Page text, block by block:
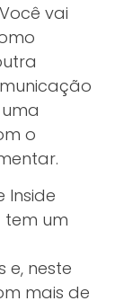
vai
o
Inside
tem um
e, neste
mais de